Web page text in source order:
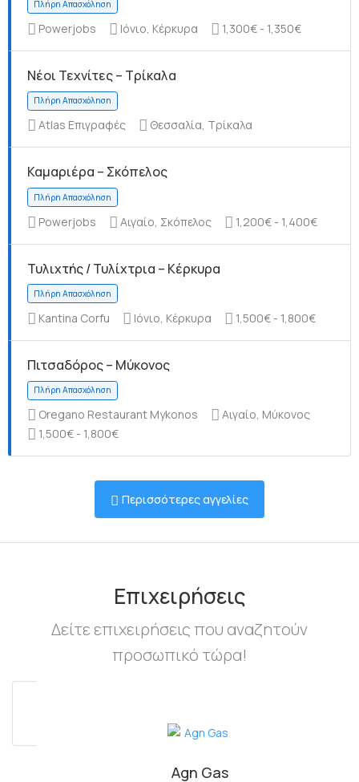
Πλήρη Απασχόληση
Πλήρη Απασχόληση
Πλήρη Απασχόληση
Powerjobs Ιόνιο, Κέρκυρα 1,300€ - 1,350€
Νέοι Τεχνίτες – Τρίκαλα
Πλήρη Απασχόληση
Atlas Επιγραφές Θεσσαλία, Τρίκαλα
Καμαριέρα – Σκόπελος
Powerjobs Αιγαίο, Σκόπελος 1,200€ - 1,400€
Τυλιχτής / Τυλίχτρια – Κέρκυρα
Πλήρη Απασχόληση
Kantina Corfu Ιόνιο, Κέρκυρα 1,500€ - 1,800€
Πιτσαδόρος – Μύκονος
Oregano Restaurant Mykonos
Αιγαίο, Μύκονος
1,500€ - 1,800€
Περισσότερες αγγελίες
Επιχειρήσεις
Δείτε επιχειρήσεις που αναζητούν
προσωπικό τώρα!
Agn Gas